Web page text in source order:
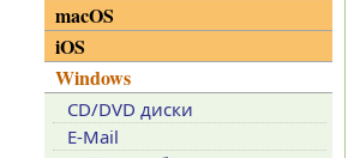
macOS
iOS
Windows
CD/DVD диски
E-Mail